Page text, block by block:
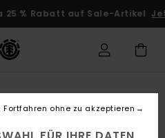
% Rabatt auf Sale-Artikel Jetzt
Fortfahren ohne zu akzeptieren